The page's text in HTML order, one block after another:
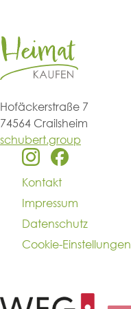
Hofäckerstraße 7
74564 Crailsheim
schubert.group
Kontakt
Impressum
Datenschutz
Cookie-Einstellungen